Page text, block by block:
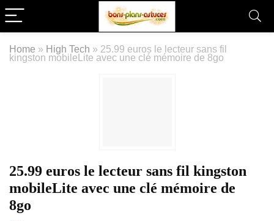
Home » High Tech » 25.99 euros le lecteur sans fil
kingston mobileLite avec une clé mémoire de 8go
25.99 euros le lecteur sans fil kingston
mobileLite avec une clé mémoire de
8go